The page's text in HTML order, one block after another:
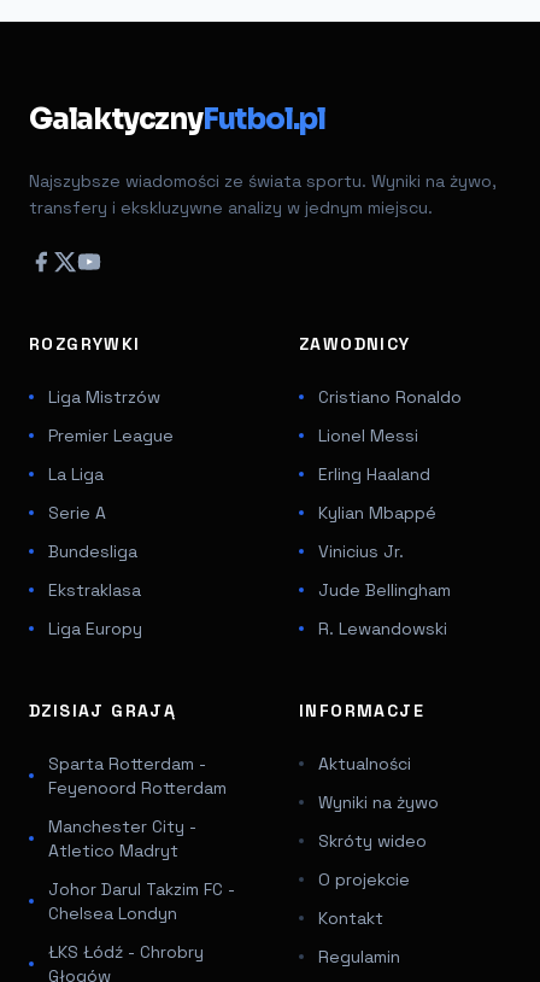
GalaktycznyFutbol.pl
Najszybsze wiadomości ze świata sportu. Wyniki na żywo,
transfery i ekskluzywne analizy w jednym miejscu.
ROZGRYWKI
Liga Mistrzów
Premier League
La Liga
Serie A
Bundesliga
Ekstraklasa
Liga Europy
ZAWODNICY
Cristiano Ronaldo
Lionel Messi
Erling Haaland
Kylian Mbappé
Vinicius Jr.
Jude Bellingham
R. Lewandowski
DZISIAJ GRAJĄ
Sparta Rotterdam -
Feyenoord Rotterdam
Manchester City -
Atletico Madryt
Johor Darul Takzim FC -
Chelsea Londyn
ŁKS Łódź - Chrobry
Głogów
INFORMACJE
Aktualności
Wyniki na żywo
Skróty wideo
O projekcie
Kontakt
Regulamin